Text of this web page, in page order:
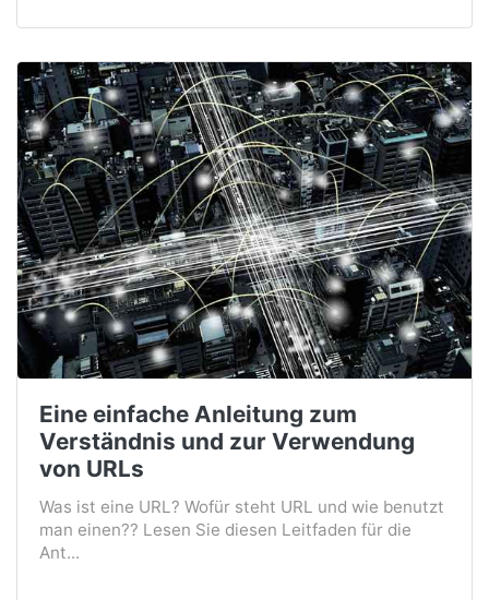
Eine einfache Anleitung zum
Verständnis und zur Verwendung
von URLs
Was ist eine URL? Wofür steht URL und wie benutzt
man einen?? Lesen Sie diesen Leitfaden für die
Ant...